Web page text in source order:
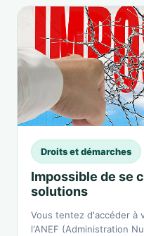
Droits et démarches
Impossible de se
solutions
Vous tentez d'accéder à
l'ANEF (Administration